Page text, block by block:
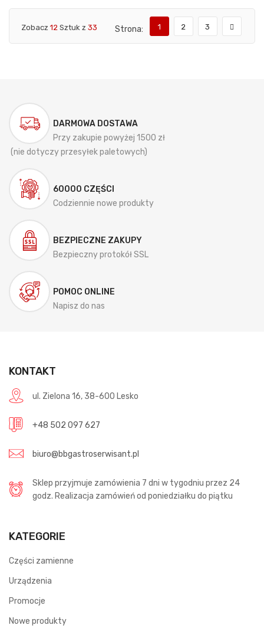
Zobacz 12 Sztuk z 33 Strona: 1 2 3
DARMOWA DOSTAWA
Przy zakupie powyżej 1500 zł
(nie dotyczy przesyłek paletowych)
60000 CZĘŚCI
Codziennie nowe produkty
BEZPIECZNE ZAKUPY
Bezpieczny protokół SSL
POMOC ONLINE
Napisz do nas
KONTAKT
ul. Zielona 16, 38-600 Lesko
+48 502 097 627
biuro@bbgastroserwisant.pl
Sklep przyjmuje zamówienia 7 dni w tygodniu przez 24
godz. Realizacja zamówień od poniedziałku do piątku
KATEGORIE
Części zamienne
Urządzenia
Promocje
Nowe produkty